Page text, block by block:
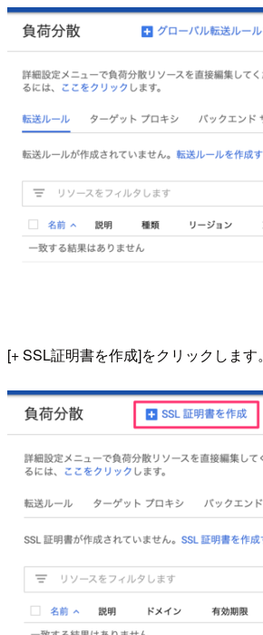
[+ SSL証明書を作成]をクリックします。